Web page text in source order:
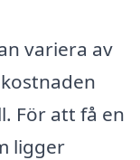
variera av
För att få en
ligger